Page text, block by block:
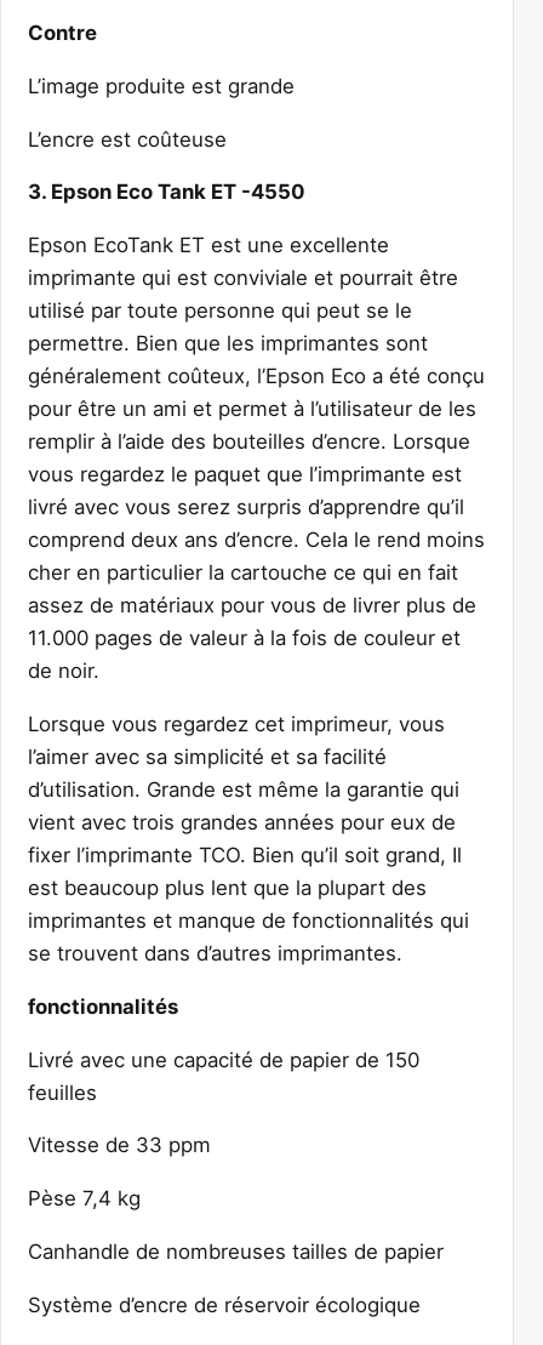
Contre
L’image produite est grande
L’encre est coûteuse
3. Epson Eco Tank ET -4550
Epson EcoTank ET est une excellente
imprimante qui est conviviale et pourrait être
utilisé par toute personne qui peut se le
permettre. Bien que les imprimantes sont
généralement coûteux, l’Epson Eco a été conçu
pour être un ami et permet à l’utilisateur de les
remplir à l’aide des bouteilles d’encre. Lorsque
vous regardez le paquet que l’imprimante est
livré avec vous serez surpris d’apprendre qu’il
comprend deux ans d’encre. Cela le rend moins
cher en particulier la cartouche ce qui en fait
assez de matériaux pour vous de livrer plus de
11.000 pages de valeur à la fois de couleur et
de noir.
Lorsque vous regardez cet imprimeur, vous
l’aimer avec sa simplicité et sa facilité
d’utilisation. Grande est même la garantie qui
vient avec trois grandes années pour eux de
fixer l’imprimante TCO. Bien qu’il soit grand, Il
est beaucoup plus lent que la plupart des
imprimantes et manque de fonctionnalités qui
se trouvent dans d’autres imprimantes.
fonctionnalités
Livré avec une capacité de papier de 150
feuilles
Vitesse de 33 ppm
Pèse 7,4 kg
Canhandle de nombreuses tailles de papier
Système d’encre de réservoir écologique